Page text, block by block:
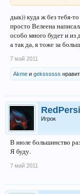
дык)) куда ж без тебя-
просто Велеена
особо много будет и из
а так да, я тоже за
7 май 2011
Akme и gekssssss
Игрок
В июле большинство
Я буду.
7 май 2011